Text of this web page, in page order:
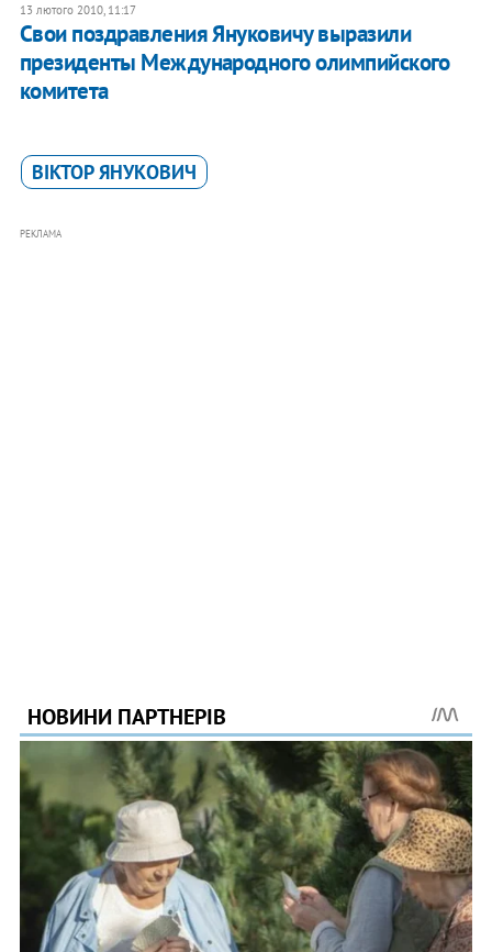
13 лютого 2010, 11:17
Свои поздравления Януковичу выразили
президенты Международного олимпийского
комитета
ВІКТОР ЯНУКОВИЧ
РЕКЛАМА